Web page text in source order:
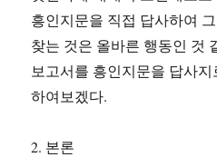
흥인지문을 직접 답사하여
찾는 것은 올바른 행동인 것
보고서를 흥인지문을 답사
하여보겠다.
2. 본론